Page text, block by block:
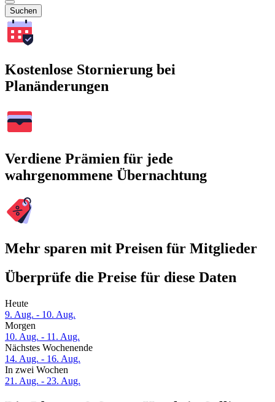
Suchen
Kostenlose Stornierung bei
Planänderungen
Verdiene Prämien für jede
wahrgenommene Übernachtung
Mehr sparen mit Preisen für Mitglieder
Überprüfe die Preise für diese Daten
Heute
9. Aug. - 10. Aug.
Morgen
10. Aug. - 11. Aug.
Nächstes Wochenende
14. Aug. - 16. Aug.
In zwei Wochen
21. Aug. - 23. Aug.